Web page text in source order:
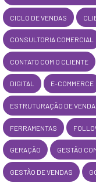
CICLO DE VENDAS
CONSULTORIA COMERCIAL
CONTATO COM O CLIENTE
DIGITAL E-COMMERCE
ESTRUTURAÇÃO DE
FERRAMENTAS
GERAÇÃO GESTÃO
GESTÃO DE VENDAS